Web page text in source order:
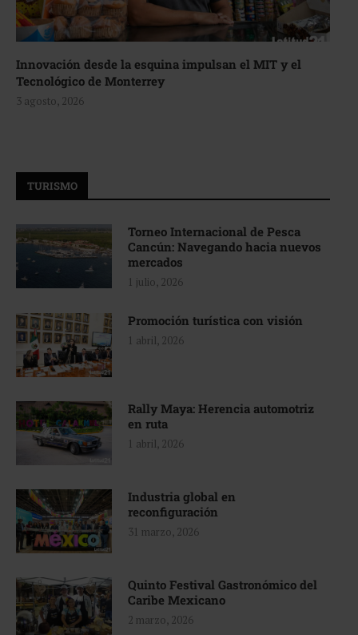
Innovación desde la esquina impulsan el MIT y el
Tecnológico de Monterrey
3 agosto, 2026
TURISMO
Torneo Internacional de Pesca
Cancún: Navegando hacia nuevos
mercados
1 julio, 2026
Promoción turística con visión
1 abril, 2026
Rally Maya: Herencia automotriz
en ruta
1 abril, 2026
Industria global en
reconfiguración
31 marzo, 2026
Quinto Festival Gastronómico del
Caribe Mexicano
2 marzo, 2026